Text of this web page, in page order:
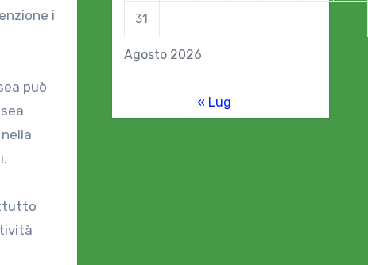
i
può
Agosto 2026
31
« Lug